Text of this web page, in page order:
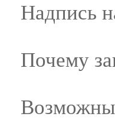
Надпись
Почему